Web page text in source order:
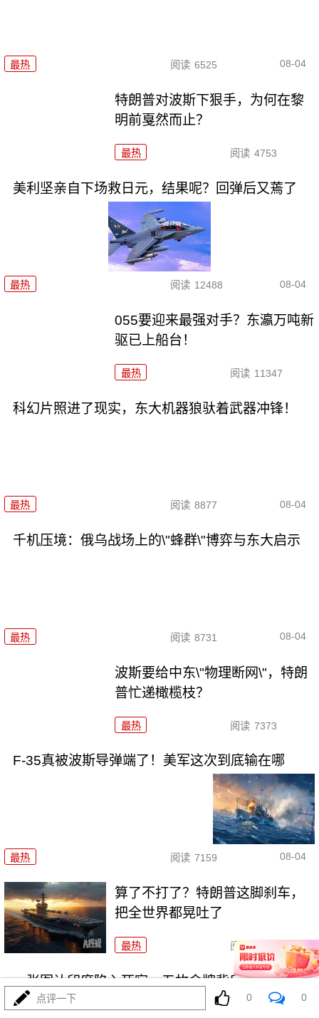
最热 阅读 6525 08-04
特朗普对波斯下狠手，为何在黎
明前戛然而止？
最热 阅读 4753
美利坚亲自下场救日元，结果呢？回弹后又蔫了
最热 阅读 12488 08-04
055要迎来最强对手？东瀛万吨新
驱已上船台！
最热 阅读 11347
科幻片照进了现实，东大机器狼驮着武器冲锋！
最热 阅读 8877 08-04
千机压境：俄乌战场上的\"蜂群\"博弈与东大启示
最热 阅读 8731 08-04
波斯要给中东\"物理断网\"，特朗
普忙递橄榄枝？
最热 阅读 7373
F-35真被波斯导弹端了！美军这次到底输在哪
最热 阅读 7159 08-04
算了不打了？特朗普这脚刹车，
把全世界都晃吐了
最热 阅读 16023
一张图让印度陷入死寂，五枚金牌背后的终极真相
点评一下 0 0